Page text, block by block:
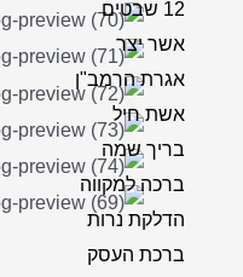
12 שבטים
אשר יצר
אגרת הרמב"ן
אשת חיל
בריך שמה
ברכה למקווה
הדלקת נרות
ברכת העסק